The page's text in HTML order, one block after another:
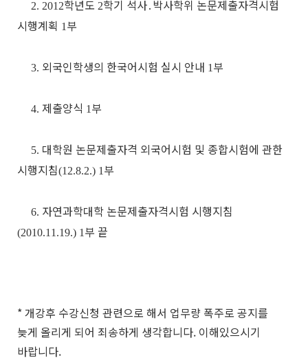
2. 2012학년도 2학기 석사․박사학위 논문제출자격시험
시행계획 1 부
3. 외국인학생의 한국어시험 실시 안내 1 부
4. 제출양식 1 부
5. 대학원 논문제출자격 외국어시험 및 종합시험에 관한
시행지침(12.8.2.) 1 부
6. 자연과학대학 논문제출자격시험 시행지침
(2010.11.19.) 1 부 끝
* 개강후 수강신청 관련으로 해서 업무량 폭주로 공지를
늦게 올리게 되어 죄송하게 생각합니다. 이해있으시기
바랍니다.